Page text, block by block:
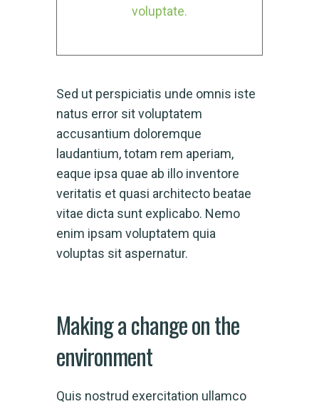
voluptate.
Sed ut perspiciatis unde omnis iste
natus error sit voluptatem
accusantium doloremque
laudantium, totam rem aperiam,
eaque ipsa quae ab illo inventore
veritatis et quasi architecto beatae
vitae dicta sunt explicabo. Nemo
enim ipsam voluptatem quia
voluptas sit aspernatur.
Making a change on the
environment
Quis nostrud exercitation ullamco